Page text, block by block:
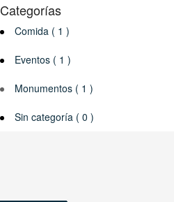
Categorías
Comida ( 1 )
Eventos ( 1 )
Monumentos ( 1 )
Sin categoría ( 0 )